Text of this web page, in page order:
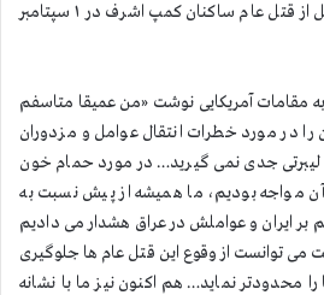
است و یادآور اقدامات آنها قبل از قتل عام ساکنان کمپ اشرف در ۱ سپتامبر
ساكنان در روز 13مهر به مقامات آمریكایی نوشت «من عمیقا متاسفم
را در مورد خطرات انتقال عوامل و مزدوران
جدی نمی گیرید… در مورد حمام خون
آن مواجه بودیم، ما همیشه از پیش نسبت به
ایران و عواملش در عراق هشدار می دادیم
می توانست از وقوع این قتل عام ها جلوگیری
را محدودتر نماید… هم اكنون نیز ما با نشانه